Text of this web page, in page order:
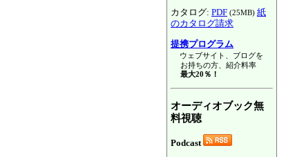
カタログ: PDF (25MB) 紙
のカタログ請求
提携プログラム
ウェブサイト、ブログを
お持ちの方、紹介料率
最大20％！
オーディオブック無
料視聴
Podcast